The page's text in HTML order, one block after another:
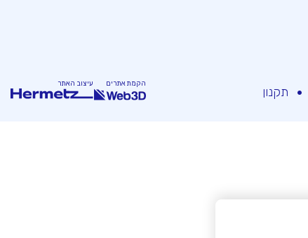
תקנון
הקמת אתרים עיצוב האתר